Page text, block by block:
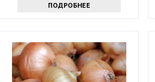
ПОДРОБНЕЕ